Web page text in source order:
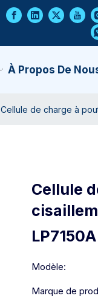
À Propos De
Cellule de charge à
Cellule
LP7150A
Modèle:
Marque de